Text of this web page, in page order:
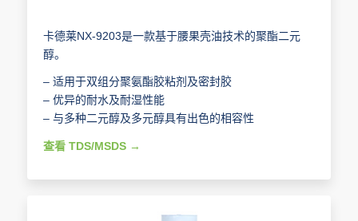
卡德莱NX-9203是一款基于腰果壳油技术的聚酯二元
醇。
– 适用于双组分聚氨酯胶粘剂及密封胶
– 优异的耐水及耐湿性能
– 与多种二元醇及多元醇具有出色的相容性
查看 TDS/MSDS